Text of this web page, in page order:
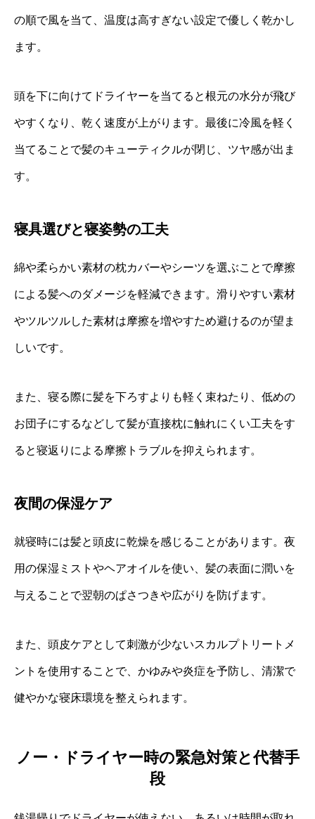
の順で風を当て、温度は高すぎない設定で優しく乾かし
ます。
頭を下に向けてドライヤーを当てると根元の水分が飛び
やすくなり、乾く速度が上がります。最後に冷風を軽く
当てることで髪のキューティクルが閉じ、ツヤ感が出ま
す。
寝具選びと寝姿勢の工夫
綿や柔らかい素材の枕カバーやシーツを選ぶことで摩擦
による髪へのダメージを軽減できます。滑りやすい素材
やツルツルした素材は摩擦を増やすため避けるのが望ま
しいです。
また、寝る際に髪を下ろすよりも軽く束ねたり、低めの
お団子にするなどして髪が直接枕に触れにくい工夫をす
ると寝返りによる摩擦トラブルを抑えられます。
夜間の保湿ケア
就寝時には髪と頭皮に乾燥を感じることがあります。夜
用の保湿ミストやヘアオイルを使い、髪の表面に潤いを
与えることで翌朝のぱさつきや広がりを防げます。
また、頭皮ケアとして刺激が少ないスカルプトリートメ
ントを使用することで、かゆみや炎症を予防し、清潔で
健やかな寝床環境を整えられます。
ノー・ドライヤー時の緊急対策と代替手
段